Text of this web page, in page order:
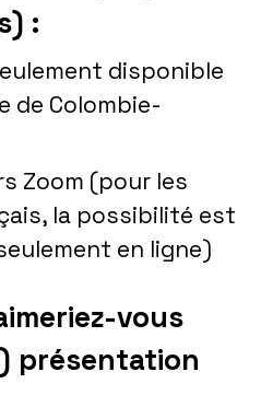
:
disponible
de Colombie-
Zoom (pour les
la possibilité est
en ligne)
vous
présentation